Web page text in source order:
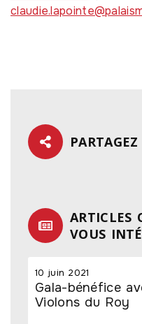
PARTAGEZ
ARTICLES
VOUS
10 juin 2021
Gala-bénéfice
Violons du Roy